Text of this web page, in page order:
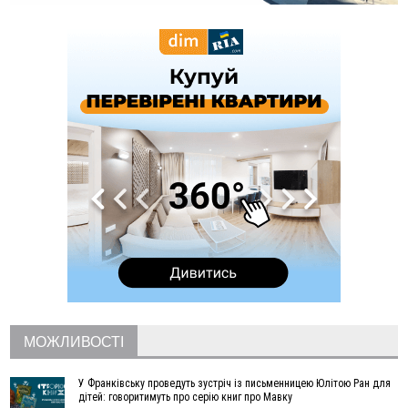
влаштував стрілянину - обійшовся штрафом
Франківця, який приїхав до родичів у росію, засудили
до 13 років за донати в Україні
Мінвідновлення оголосило конкурс на міжобласні
автобусні маршрути з та на Прикарпаття
Прикарпаття втратило у війні з росією ще двох захисників
У Львові пʼяний чоловік з мисливською рушницею
погрожував убити сусідів
Як блендер спрощує приготування страв різної текстури
Рятувальники двічі допомогли людям, які заблукали на
Надвірнянщині
Яку погоду прогнозують синоптики на Прикарпатті цього
На війні загинув захисник з Болехівської громади Андрій
Прокіпчин
08:08
Росія атакувала завод Kromberg & Schubert у Житомирі:
виробництво автокомпонентів призупинено
Вчора
МОЖЛИВОСТІ
У Франківську проведуть зустріч із письменницею Юлітою Ран для
дітей: говоритимуть про серію книг про Мавку